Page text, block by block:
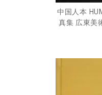
中国人本
真集 広東美